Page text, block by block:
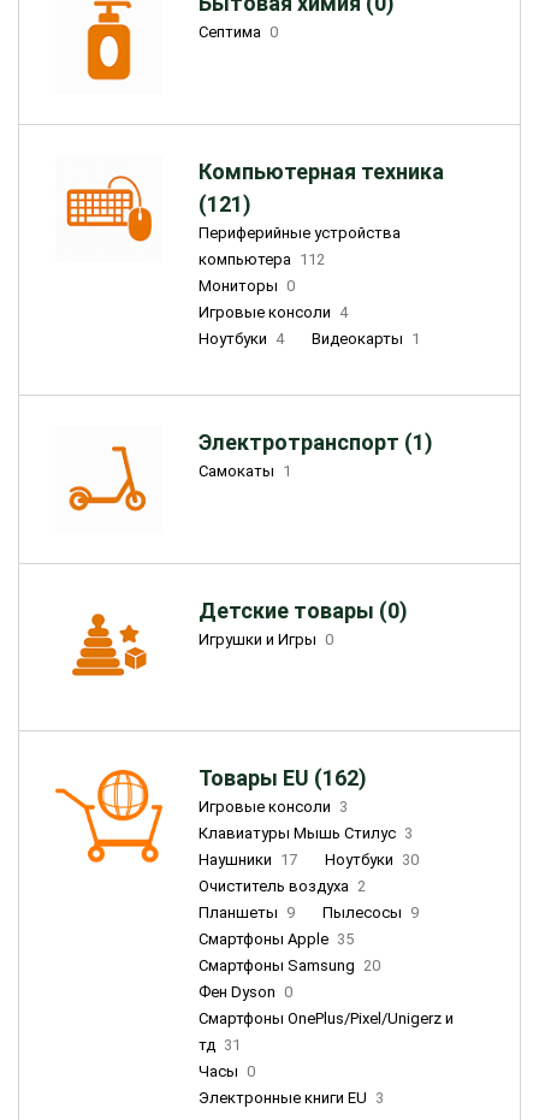
Септима 0
Компьютерная техника
(121)
Периферийные устройства
компьютера 112
Мониторы 0
Игровые консоли 4
Ноутбуки 4 Видеокарты 1
Электротранспорт (1)
Самокаты 1
Детские товары (0)
Игрушки и Игры 0
Товары EU (162)
Игровые консоли 3
Клавиатуры Мышь Стилус 3
Наушники 17 Ноутбуки 30
Очиститель воздуха 2
Планшеты 9 Пылесосы 9
Смартфоны Apple 35
Смартфоны Samsung 20
Фен Dyson 0
Смартфоны OnePlus/Pixel/Unigerz и
тд 31
Часы 0
Электронные книги EU 3